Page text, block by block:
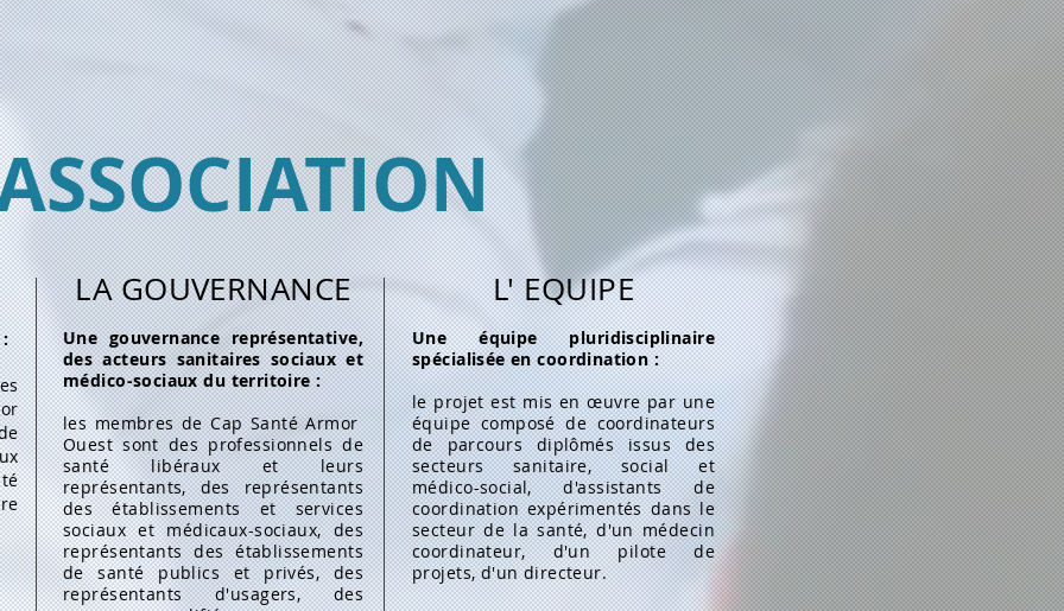
:
LA GOUVERNANCE
Une gouvernance représentative,
des acteurs sanitaires sociaux et
médico-sociaux du territoire :
les membres de Cap Santé Armor
Ouest sont des professionnels de
santé libéraux et leurs
représentants, des représentants
des établissements et services
sociaux et médicaux-sociaux, des
représentants des établissements
de santé publics et privés, des
représentants d'usagers, des
L' EQUIPE
Une équipe pluridisciplinaire
spécialisée en coordination :
le projet est mis en œuvre par une
équipe composé de coordinateurs
de parcours diplômés issus des
secteurs sanitaire, social et
médico-social, d'assistants de
coordination expérimentés dans le
secteur de la santé, d'un médecin
coordinateur, d'un pilote de
projets, d'un directeur.